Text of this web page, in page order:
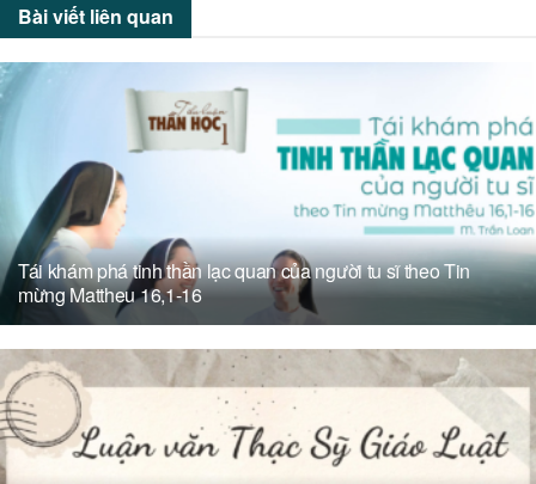
Bài viết liên quan
Tái khám phá tinh thần lạc quan của người tu sĩ theo Tin
mừng Mattheu 16,1-16